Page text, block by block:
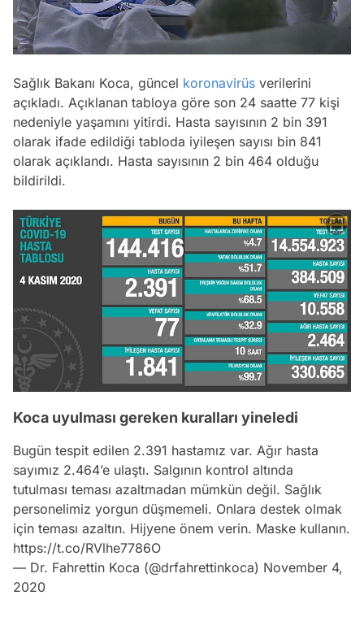
Sağlık Bakanı Koca, güncel koronavirüs verilerini
açıkladı. Açıklanan tabloya göre son 24 saatte 77 kişi
nedeniyle yaşamını yitirdi. Hasta sayısının 2 bin 391
olarak ifade edildiği tabloda iyileşen sayısı bin 841
olarak açıklandı. Hasta sayısının 2 bin 464 olduğu
bildirildi.
Koca uyulması gereken kuralları yineledi
Bugün tespit edilen 2.391 hastamız var. Ağır hasta
sayımız 2.464’e ulaştı. Salgının kontrol altında
tutulması teması azaltmadan mümkün değil. Sağlık
personelimiz yorgun düşmemeli. Onlara destek olmak
için teması azaltın. Hijyene önem verin. Maske kullanın.
https://t.co/RVlhe7786O
— Dr. Fahrettin Koca (@drfahrettinkoca) November 4,
2020